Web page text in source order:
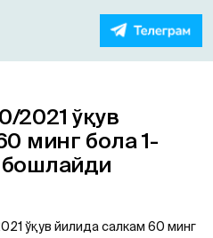
2021 ўқув
минг бола 1-
ўқув йилида салкам 60 минг